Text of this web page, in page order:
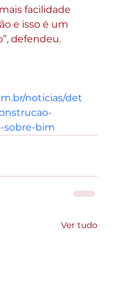
facilidade
e isso é um
defendeu.
noticias/det
sobre-bim
Ver tudo